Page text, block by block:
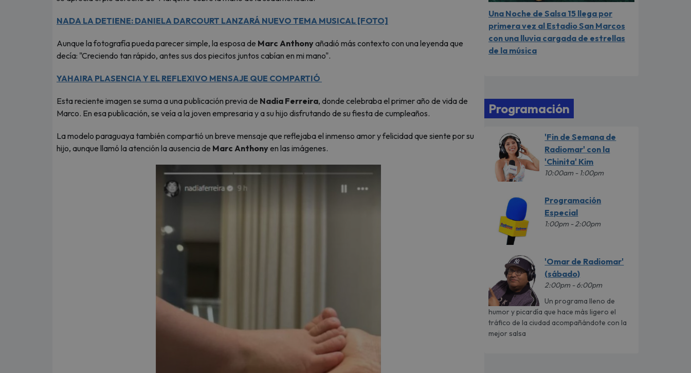
NADA LA DETIENE: DANIELA DARCOURT LANZARÁ NUEVO TEMA MUSICAL [FOTO]
Aunque la fotografía pueda parecer simple, la esposa de Marc Anthonyañadió más contexto con una leyenda que
decía: "Creciendo tan rápido, antes sus dos piecitos juntos cabían en mi mano".
YAHAIRA PLASENCIA Y EL REFLEXIVO MENSAJE QUE COMPARTIÓ
Esta reciente imagen se suma a una publicación previa de Nadia Ferreira, donde celebraba el primer año de vida de
Marco. En esa publicación, se veía a la joven empresaria y a su hijo disfrutando de su fiesta de cumpleaños.
La modelo paraguaya también compartió un breve mensaje que reflejaba el inmenso amor y felicidad que siente por su
hijo, aunque llamó la atención la ausencia de Marc Anthonyen las imágenes.
Una Noche de Salsa 15 llega por
primera vez al Estadio San Marcos
con una lluvia cargada de estrellas
de la música
Programación
'Fin de Semana de
Radiomar' con la
'Chinita' Kim
10:00am - 1:00pm
Programación
Especial
1:00pm - 2:00pm
'Omar de Radiomar'
(sábado)
2:00pm - 6:00pm
Un programa lleno de
humor y picardía que hace más ligero el
tráfico de la ciudad acompañándote con la
mejor salsa